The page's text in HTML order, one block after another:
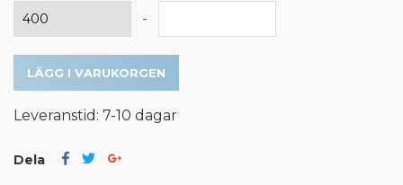
-
LÄGG I VARUKORGEN
Leveranstid: 7-10 dagar
Dela